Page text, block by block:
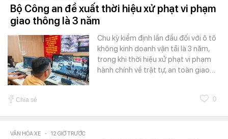
Bộ Công an đề xuất thời hiệu xử phạt vi phạm
giao thông là 3 năm
Chu kỳ kiểm định lần đầu đối với ô tô
không kinh doanh vận tải là 3 năm,
trong khi thời hiệu xử phạt vi phạm
hành chính về trật tự, an toàn giao…
Chia sẻ 0
VĂN HÓA XE - 12 GIỜ TRƯỚC